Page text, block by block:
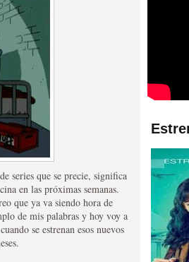
series que se precie, significa
en las próximas semanas.
que ya va siendo hora de
de mis palabras y hoy voy a
se estrenan esos nuevos